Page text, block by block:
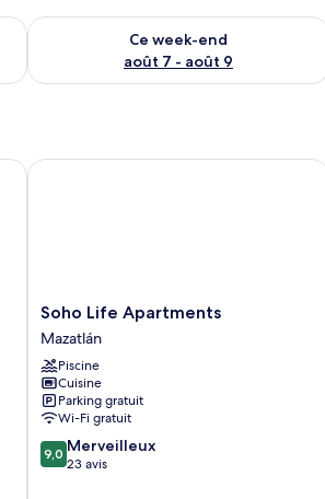
7 - août 8
Ce week-end
août 7 - août 9
Vérifier la disponibilité pour ce
by IHG
Soho
Life
Apartments
Mazatlán
Soho Life Apartments
Mazatlán
Piscine
Cuisine
Parking gratuit
Wi-Fi gratuit
9.0
sur
9,0 Merveilleux
23 avis
Soho Life Apartments